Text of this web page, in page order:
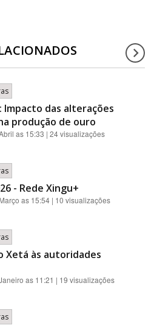
Impacto das alterações
produção de ouro
as 15:33 | 24 visualizações
- Rede Xingu+
as 15:54 | 10 visualizações
Xetá às autoridades
as 11:21 | 19 visualizações